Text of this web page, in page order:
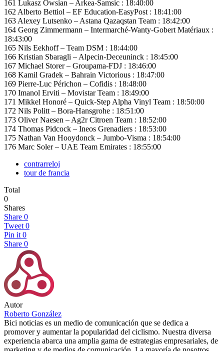
161 Lukasz Owsian – Arkea-Samsic : 18:40:00
162 Alberto Bettiol – EF Education-EasyPost : 18:41:00
163 Alexey Lutsenko – Astana Qazaqstan Team : 18:42:00
164 Georg Zimmermann – Intermarché-Wanty-Gobert Matériaux :
18:43:00
165 Nils Eekhoff – Team DSM : 18:44:00
166 Kristian Sbaragli – Alpecin-Deceuninck : 18:45:00
167 Michael Storer – Groupama-FDJ : 18:46:00
168 Kamil Gradek – Bahrain Victorious : 18:47:00
169 Pierre-Luc Périchon – Cofidis : 18:48:00
170 Imanol Erviti – Movistar Team : 18:49:00
171 Mikkel Honoré – Quick-Step Alpha Vinyl Team : 18:50:00
172 Nils Politt – Bora-Hansgrohe : 18:51:00
173 Oliver Naesen – Ag2r Citroen Team : 18:52:00
174 Thomas Pidcock – Ineos Grenadiers : 18:53:00
175 Nathan Van Hooydonck – Jumbo-Visma : 18:54:00
176 Marc Soler – UAE Team Emirates : 18:55:00
contrarreloj
tour de francia
Total
0
Shares
Share 0
Tweet 0
Pin it 0
Share 0
Autor
Roberto González
Bici noticias es un medio de comunicación que se dedica a
promover y aumentar la popularidad del ciclismo. Nuestra diversa
experiencia abarca una amplia gama de estrategias empresariales, de